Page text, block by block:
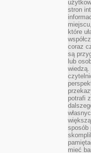
stron
które
coraz
są
lub
wiedzą.
potrafi
sposób
mieć